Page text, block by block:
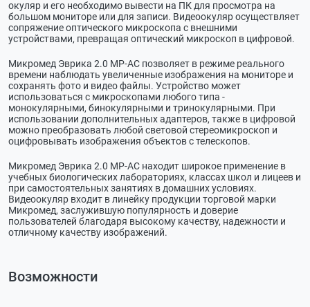
окуляр и его необходимо вывести на ПК для просмотра на
большом мониторе или для записи. Видеоокуляр осуществляет
сопряжение оптического микроскопа с внешними
устройствами, превращая оптический микроскоп в цифровой.
Микромед Эврика 2.0 MP-AC позволяет в режиме реального
времени наблюдать увеличенные изображения на мониторе и
сохранять фото и видео файлы. Устройство может
использоваться с микроскопами любого типа -
монокулярными, бинокулярными и тринокулярными. При
использовании дополнительных адаптеров, также в цифровой
можно преобразовать любой световой стереомикроскоп и
оцифровывать изображения объектов с телескопов.
Микромед Эврика 2.0 MP-AC находит широкое применение в
учебных биологических лабораториях, классах школ и лицеев и
при самостоятельных занятиях в домашних условиях.
Видеоокуляр входит в линейку продукции торговой марки
Микромед, заслужившую популярность и доверие
пользователей благодаря высокому качеству, надежности и
отличному качеству изображений.
Возможности